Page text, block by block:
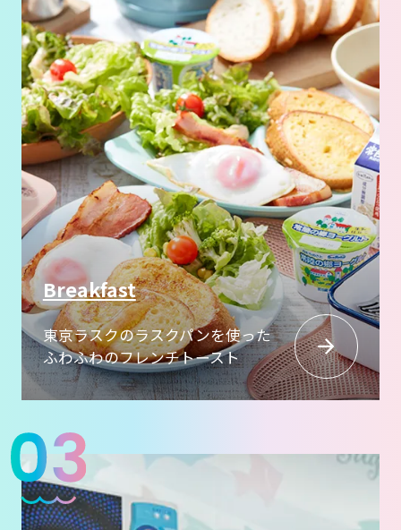
Breakfast
東京ラスクのラスクパンを使った
ふわふわのフレンチトースト